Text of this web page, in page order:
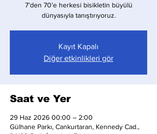
7’den 70’e herkesi bisikletin büyülü
dünyasıyla tanıştırıyoruz.
Kayıt Kapalı
Diğer etkinlikleri gör
Saat ve Yer
29 Haz 2026 00:00 – 2:00
Gülhane Parkı, Cankurtaran, Kennedy Cad.,